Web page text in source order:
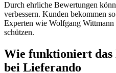
Durch ehrliche Bewertungen
verbessern. Kunden bekommen
Experten wie Wolfgang
schützen.
Wie funktioniert das
bei Lieferando